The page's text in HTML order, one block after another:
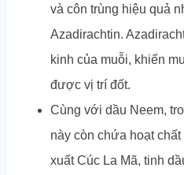
và côn trùng hiệu quả
Azadirachtin.
kinh của muỗi, khiến
được vị trí đốt.
Cùng với dầu Neem,
này còn chứa hoạt
xuất Cúc La Mã, tinh